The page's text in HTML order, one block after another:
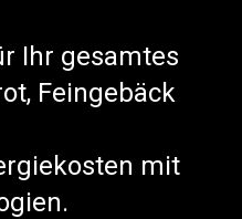
Ihr gesamtes
Feingebäck
mit